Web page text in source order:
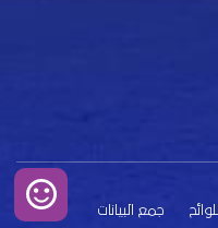
اللوائح
جمع البيانات